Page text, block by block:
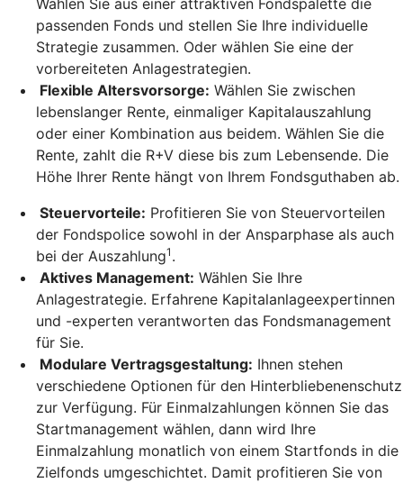
passenden Fonds und stellen Sie Ihre individuelle
Strategie zusammen. Oder wählen Sie eine der
vorbereiteten Anlagestrategien.
Flexible Altersvorsorge: Wählen Sie zwischen
lebenslanger Rente, einmaliger Kapitalauszahlung
oder einer Kombination aus beidem. Wählen Sie die
Rente, zahlt die R+V diese bis zum Lebensende. Die
Höhe Ihrer Rente hängt von Ihrem Fondsguthaben ab.
Steuervorteile: Profitieren Sie von Steuervorteilen
der Fondspolice sowohl in der Ansparphase als auch
bei der Auszahlung1 .
Aktives Management: Wählen Sie Ihre
Anlagestrategie. Erfahrene Kapitalanlageexpertinnen
und -experten verantworten das Fondsmanagement
für Sie.
Modulare Vertragsgestaltung: Ihnen stehen
verschiedene Optionen für den Hinterbliebenenschutz
zur Verfügung. Für Einmalzahlungen können Sie das
Startmanagement wählen, dann wird Ihre
Einmalzahlung monatlich von einem Startfonds in die
Zielfonds umgeschichtet. Damit profitieren Sie von